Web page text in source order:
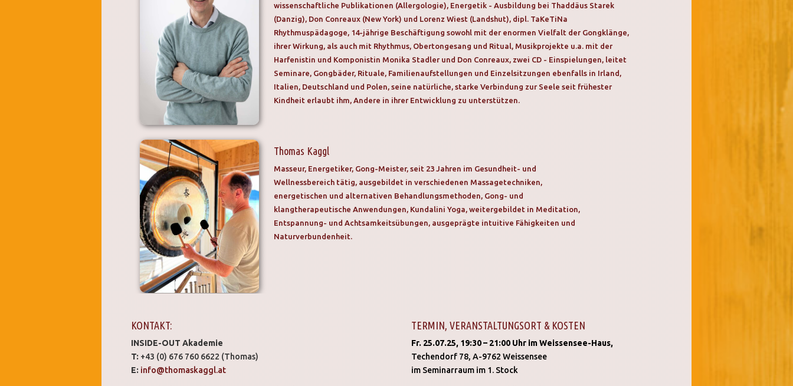
wissenschaftliche Publikationen (Allergologie), Energetik - Ausbildung bei Thaddäus Starek
(Danzig), Don Conreaux (New York) und Lorenz Wiest (Landshut), dipl. TaKeTiNa
Rhythmuspädagoge, 14-jährige Beschäftigung sowohl mit der enormen Vielfalt der Gongklänge,
ihrer Wirkung, als auch mit Rhythmus, Obertongesang und Ritual, Musikprojekte u.a. mit der
Harfenistin und Komponistin Monika Stadler und Don Conreaux, zwei CD - Einspielungen, leitet
Seminare, Gongbäder, Rituale, Familienaufstellungen und Einzelsitzungen ebenfalls in Irland,
Italien, Deutschland und Polen, seine natürliche, starke Verbindung zur Seele seit frühester
Kindheit erlaubt ihm, Andere in ihrer Entwicklung zu unterstützen.
Thomas Kaggl
Masseur, Energetiker, Gong-Meister, seit 23 Jahren im Gesundheit- und
Wellnessbereich tätig, ausgebildet in verschiedenen Massagetechniken,
energetischen und alternativen Behandlungsmethoden, Gong- und
klangtherapeutische Anwendungen, Kundalini Yoga, weitergebildet in Meditation,
Entspannung- und Achtsamkeitsübungen, ausgeprägte intuitive Fähigkeiten und
Naturverbundenheit.
KONTAKT:
INSIDE-OUT Akademie
T:+43 (0) 676 760 6622 (Thomas)
E:info@thomaskaggl.at
TERMIN, VERANSTALTUNGSORT & KOSTEN
Fr. 25.07.25, 19:30 – 21:00 Uhrim Weissensee-Haus,
Techendorf 78, A-9762 Weissensee
im Seminarraum im 1. Stock